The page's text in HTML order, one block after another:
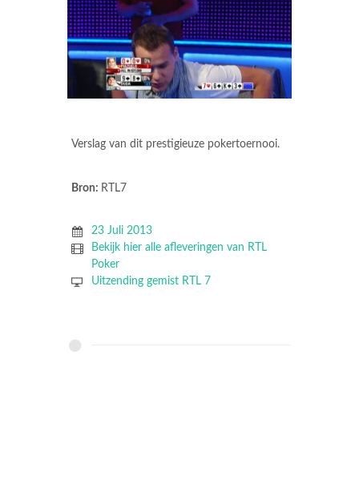
Verslag van dit prestigieuze pokertoernooi.
Bron: RTL7
23 Juli 2013
Bekijk hier alle afleveringen van RTL
Poker
Uitzending gemist RTL 7